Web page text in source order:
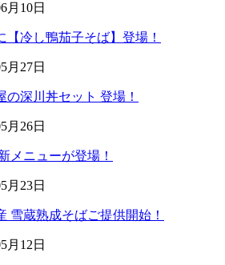
月10日
【冷し鴨茄子そば】登場！
月27日
の深川丼セット 登場！
月26日
メニューが登場！
月23日
雪蔵熟成そばご提供開始！
月12日